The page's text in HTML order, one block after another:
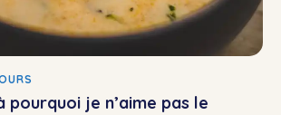
pourquoi je n’aime pas le